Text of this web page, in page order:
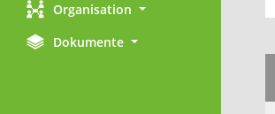
Organisation
Dokumente